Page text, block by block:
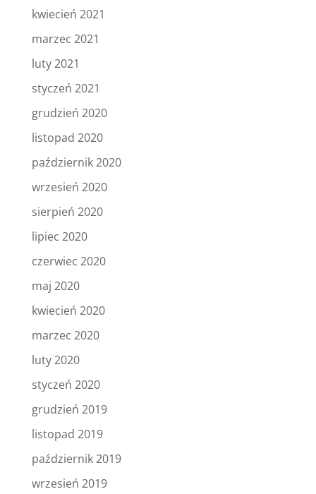
kwiecień 2021
marzec 2021
luty 2021
styczeń 2021
grudzień 2020
listopad 2020
październik 2020
wrzesień 2020
sierpień 2020
lipiec 2020
czerwiec 2020
maj 2020
kwiecień 2020
marzec 2020
luty 2020
styczeń 2020
grudzień 2019
listopad 2019
październik 2019
wrzesień 2019